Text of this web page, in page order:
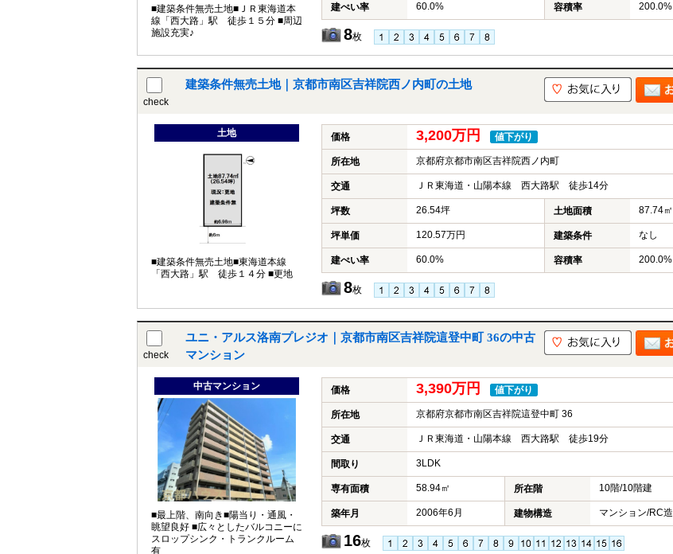
■建築条件無売土地■ＪＲ東海道本
線「西大路」駅 徒歩１５分 ■周辺
施設充実♪
建ぺい率 60.0% 容積率 200.0%
8枚
check
建築条件無売土地｜京都市南区吉祥院西ノ内町の土地
土地
■建築条件無売土地■東海道本線
「西大路」駅 徒歩１４分 ■更地
価格 3,200万円 値下がり
所在地 京都府京都市南区吉祥院西ノ内町
交通 ＪＲ東海道・山陽本線 西大路駅 徒歩14分
坪数 26.54坪 土地面積 87.74㎡
坪単価 120.57万円 建築条件 なし
建ぺい率 60.0% 容積率 200.0%
8枚
check
ユニ・アルス洛南プレジオ｜京都市南区吉祥院這登中町 36の中古
マンション
中古マンション
■最上階、南向き■陽当り・通風・
眺望良好 ■広々としたバルコニーに
スロップシンク・トランクルーム
有
価格 3,390万円 値下がり
所在地 京都府京都市南区吉祥院這登中町 36
交通 ＪＲ東海道・山陽本線 西大路駅 徒歩19分
間取り 3LDK
専有面積 58.94㎡ 所在階 10階/10階建
築年月 2006年6月 建物構造 マンション/RC造
16枚